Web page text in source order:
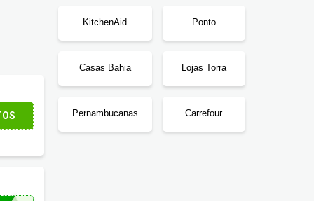
promoções com até 50% OFF
KitchenAid Ponto
Casas Bahia Lojas Torra
Pernambucanas Carrefour